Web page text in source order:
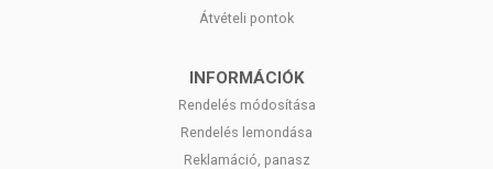
Átvételi pontok
INFORMÁCIÓK
Rendelés módosítása
Rendelés lemondása
Reklamáció, panasz